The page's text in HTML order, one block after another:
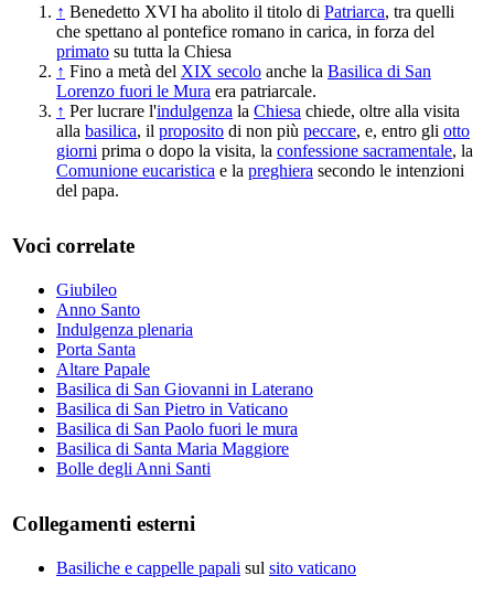
↑ Benedetto XVI ha abolito il titolo di Patriarca, tra quelli
che spettano al pontefice romano in carica, in forza del
primato su tutta la Chiesa
↑ Fino a metà del XIX secolo anche la Basilica di San
Lorenzo fuori le Mura era patriarcale.
↑ Per lucrare l'indulgenza la Chiesa chiede, oltre alla visita
alla basilica, il proposito di non più peccare, e, entro gli otto
giorni prima o dopo la visita, la confessione sacramentale, la
Comunione eucaristica e la preghiera secondo le intenzioni
del papa.
Voci correlate
Giubileo
Anno Santo
Indulgenza plenaria
Porta Santa
Altare Papale
Basilica di San Giovanni in Laterano
Basilica di San Pietro in Vaticano
Basilica di San Paolo fuori le mura
Basilica di Santa Maria Maggiore
Bolle degli Anni Santi
Collegamenti esterni
Basiliche e cappelle papali sul sito vaticano